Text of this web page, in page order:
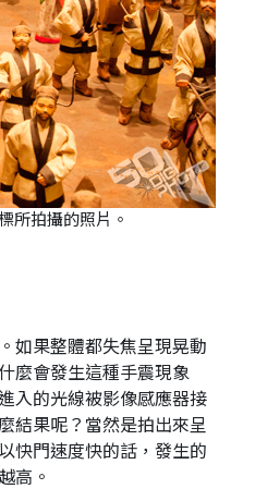
所拍攝的照片。
如果整體都失焦呈現晃動
麼會發生這種手震現象
入的光線被影像感應器接
結果呢？當然是拍出來呈
快門速度快的話，發生的
高。